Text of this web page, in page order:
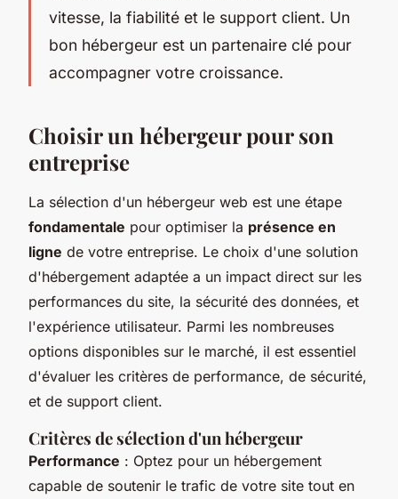
vitesse, la fiabilité et le support client. Un
bon hébergeur est un partenaire clé pour
accompagner votre croissance.
Choisir un hébergeur pour son
entreprise
La sélection d'un hébergeur web est une étape
fondamentale pour optimiser la présence en
ligne de votre entreprise. Le choix d'une solution
d'hébergement adaptée a un impact direct sur les
performances du site, la sécurité des données, et
l'expérience utilisateur. Parmi les nombreuses
options disponibles sur le marché, il est essentiel
d'évaluer les critères de performance, de sécurité,
et de support client.
Critères de sélection d'un hébergeur
Performance : Optez pour un hébergement
capable de soutenir le trafic de votre site tout en